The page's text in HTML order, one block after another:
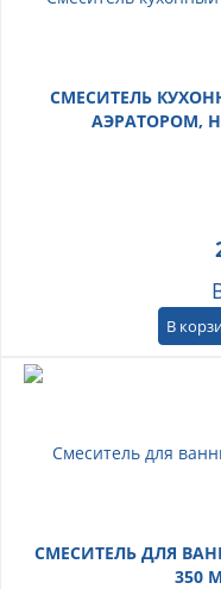
СМЕСИТЕЛЬ
АЭРАТОРОМ,
В
СМЕСИТЕЛЬ ДЛЯ
350